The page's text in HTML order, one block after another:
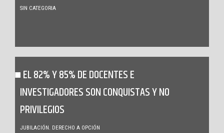
SIN CATEGORIA
EL 82% Y 85% DE DOCENTES E
INVESTIGADORES SON CONQUISTAS Y NO
PRIVILEGIOS
JUBILACIÓN. DERECHO A OPCIÓN